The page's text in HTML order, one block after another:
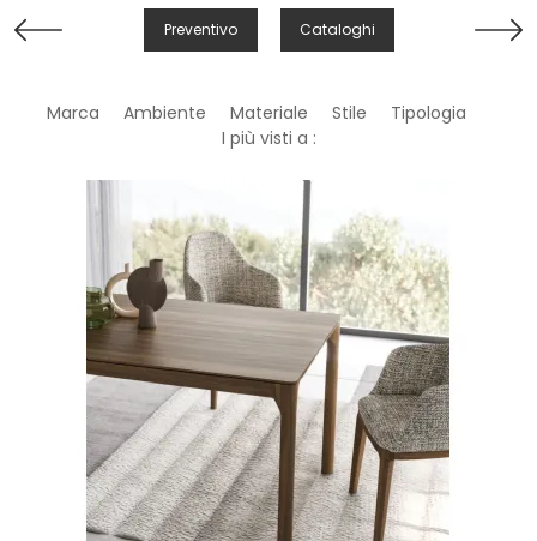
Preventivo Cataloghi
Marca Ambiente Materiale Stile
Tipologia
I più visti a :